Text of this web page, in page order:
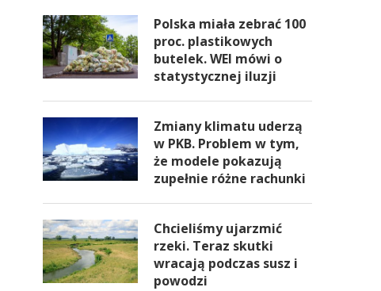
Polska miała zebrać 100
proc. plastikowych
butelek. WEI mówi o
statystycznej iluzji
Zmiany klimatu uderzą
w PKB. Problem w tym,
że modele pokazują
zupełnie różne rachunki
Chcieliśmy ujarzmić
rzeki. Teraz skutki
wracają podczas susz i
powodzi